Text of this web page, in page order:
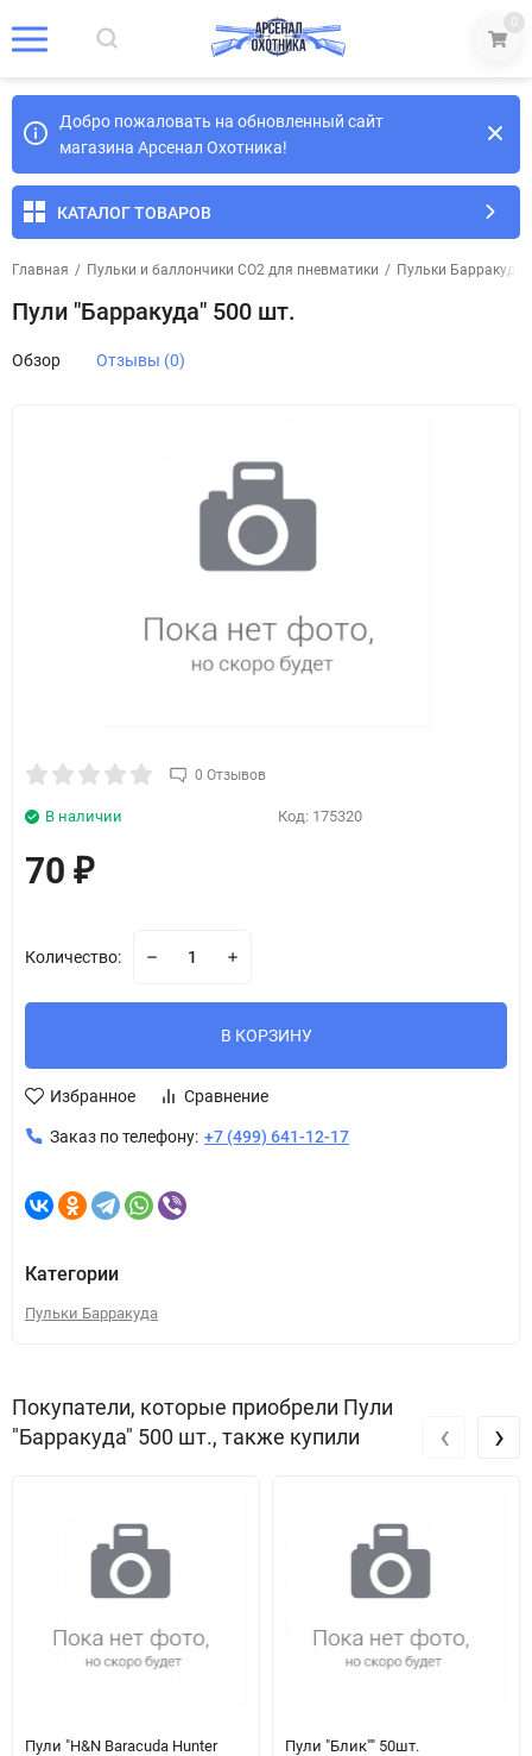
0
Добро пожаловать на обновленный сайт
магазина Арсенал Охотника!
КАТАЛОГ ТОВАРОВ
Главная / Пульки и баллончики СО2 для пневматики / Пульки Барракуда
Пули "Барракуда" 500 шт.
Обзор Отзывы (0)
0 Отзывов
Код: 175320
В наличии
70 ₽
Количество:
В КОРЗИНУ
Избранное Сравнение
Заказ по телефону: +7 (499) 641-12-17
Категории
Пульки Барракуда
Покупатели, которые приобрели Пули
"Барракуда" 500 шт., также купили
Пули "H&N Baracuda Hunter
Пули "Блик"" 50шт.
‹ ›